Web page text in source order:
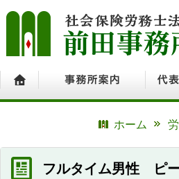
ホーム
フルタイム男性 ピ